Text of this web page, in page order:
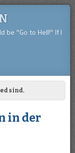
be "Go to Hell!" If I
sind.
in der